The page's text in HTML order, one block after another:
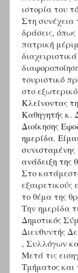
ιστορία του
Στη συνέχεια
δράσεις,
πατρική
τουριστικό
στο
Κλείνοντας
Καθηγητής κ.
Διοίκησης
ημερίδα.
ανάδειξη της
Στο
εξαιρετικούς
το θέμα της
Την ημερίδα
Δημοτικός
Διευθυντής
, Συλλόγων
Μετά τις
Τμήματος και